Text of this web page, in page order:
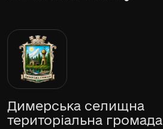
Димерська селищна
територіальна громада